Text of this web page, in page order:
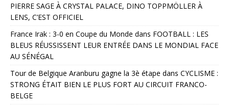
PIERRE SAGE À CRYSTAL PALACE, DINO TOPPMÖLLER À
LENS, C’EST OFFICIEL
France Irak : 3-0 en Coupe du Monde dans FOOTBALL : LES
BLEUS RÉUSSISSENT LEUR ENTRÉE DANS LE MONDIAL FACE
AU SÉNÉGAL
Tour de Belgique Aranburu gagne la 3è étape dans CYCLISME :
STRONG ÉTAIT BIEN LE PLUS FORT AU CIRCUIT FRANCO-
BELGE